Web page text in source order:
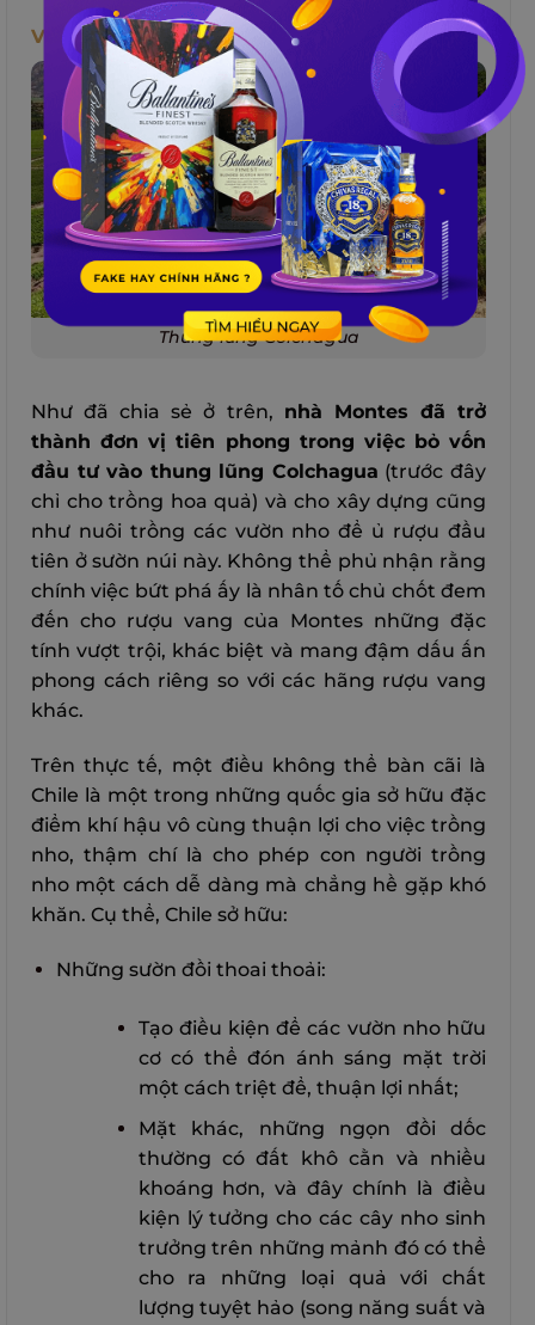
Về giống nho sản xuất rượu vang Montes
Thung lũng Colchagua
Như đã chia sẻ ở trên, nhà Montes đã trở
thành đơn vị tiên phong trong việc bỏ vốn
đầu tư vào thung lũng Colchagua (trước đây
chỉ cho trồng hoa quả) và cho xây dựng cũng
như nuôi trồng các vườn nho để ủ rượu đầu
tiên ở sườn núi này. Không thể phủ nhận rằng
chính việc bứt phá ấy là nhân tố chủ chốt đem
đến cho rượu vang của Montes những đặc
tính vượt trội, khác biệt và mang đậm dấu ấn
phong cách riêng so với các hãng rượu vang
khác.
Trên thực tế, một điều không thể bàn cãi là
Chile là một trong những quốc gia sở hữu đặc
điểm khí hậu vô cùng thuận lợi cho việc trồng
nho, thậm chí là cho phép con người trồng
nho một cách dễ dàng mà chẳng hề gặp khó
khăn. Cụ thể, Chile sở hữu:
Những sườn đồi thoai thoải:
Tạo điều kiện để các vườn nho hữu
cơ có thể đón ánh sáng mặt trời
một cách triệt để, thuận lợi nhất;
Mặt khác, những ngọn đồi dốc
thường có đất khô cằn và nhiều
khoáng hơn, và đây chính là điều
kiện lý tưởng cho các cây nho sinh
trưởng trên những mảnh đó có thể
cho ra những loại quả với chất
lượng tuyệt hảo (song năng suất và